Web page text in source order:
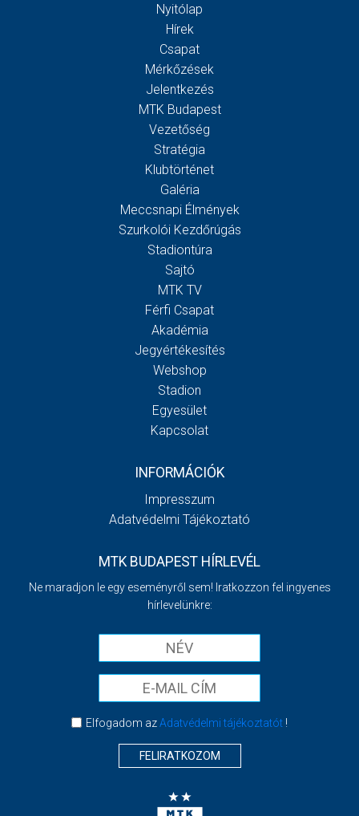
Nyitólap
Hírek
Csapat
Mérkőzések
Jelentkezés
MTK Budapest
Vezetőség
Stratégia
Klubtörténet
Galéria
Meccsnapi Élmények
Szurkolói Kezdőrúgás
Stadiontúra
Sajtó
MTK TV
Férfi Csapat
Akadémia
Jegyértékesítés
Webshop
Stadion
Egyesület
Kapcsolat
INFORMÁCIÓK
Impresszum
Adatvédelmi Tájékoztató
MTK BUDAPEST HÍRLEVÉL
Ne maradjon le egy eseményről sem! Iratkozzon fel ingyenes
hírlevelünkre:
Elfogadom azAdatvédelmi tájékoztatót!
FELIRATKOZOM